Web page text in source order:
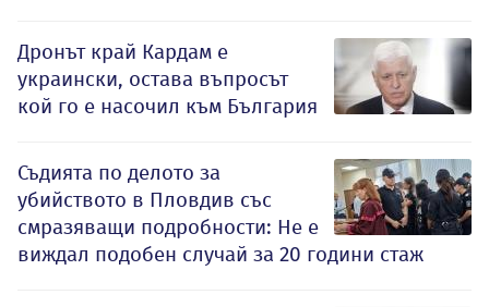
Дронът край Кардам е
украински, остава въпросът
кой го е насочил към България
Съдията по делото за
убийството в Пловдив със
смразяващи подробности: Не е
виждал подобен случай за 20 години стаж